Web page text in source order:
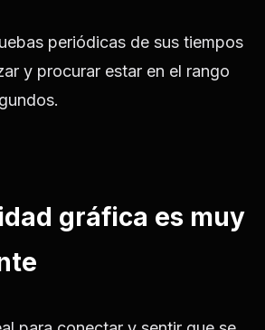
periódicas de sus tiempos
y procurar estar en el rango
gráfica es muy